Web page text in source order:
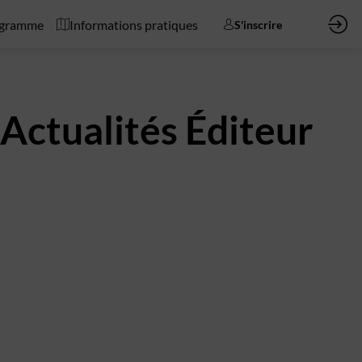
Informations pratiques S'inscrire
Éditeur